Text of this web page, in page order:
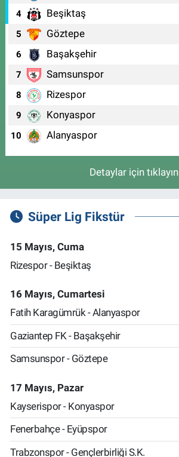
4 Beşiktaş
5 Göztepe
6 Başakşehir
7 Samsunspor
8 Rizespor
9 Konyaspor
10 Alanyaspor
Detaylar için tıklayın
Süper Lig Fikstür
15 Mayıs, Cuma
Rizespor - Beşiktaş
16 Mayıs, Cumartesi
Fatih Karagümrük - Alanyaspor
Gaziantep FK - Başakşehir
Samsunspor - Göztepe
17 Mayıs, Pazar
Kayserispor - Konyaspor
Fenerbahçe - Eyüpspor
Trabzonspor - Gençlerbirliği S.K.